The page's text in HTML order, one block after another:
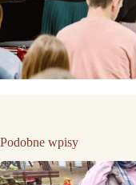
Podobne wpisy